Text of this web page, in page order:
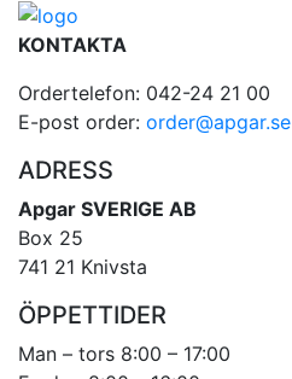
KONTAKTA
Ordertelefon: 042-24 21 00
E-post order: order@apgar.se
ADRESS
Apgar SVERIGE AB
Box 25
741 21 Knivsta
ÖPPETTIDER
Man – tors 8:00 – 17:00